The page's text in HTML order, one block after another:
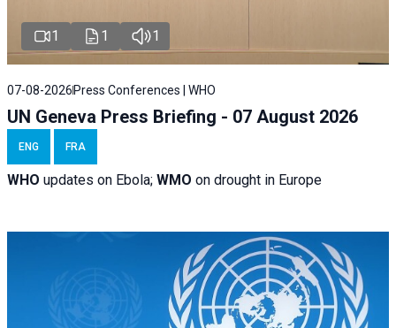
1 1 1
07-08-2026 Press Conferences | WHO
UN Geneva Press Briefing - 07 August 2026
ENG FRA
WHO updates on Ebola; WMO on drought in Europe